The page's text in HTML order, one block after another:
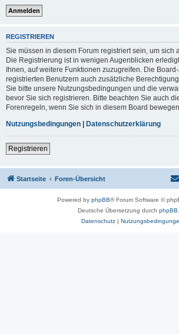
REGISTRIEREN
Sie müssen in diesem Forum registriert sein, um sich
Die Registrierung ist in wenigen Augenblicken
Ihnen, auf weitere Funktionen zuzugreifen. Die
registrierten Benutzern auch zusätzliche
Sie bitte unsere Nutzungsbedingungen und die
bevor Sie sich registrieren. Bitte beachten Sie auch
Forenregeln, wenn Sie sich in diesem Board bewegen.
Nutzungsbedingungen | Datenschutzerklärung
Registrieren
Startseite Foren-Übersicht
Powered by phpBB® Forum Software ©
Deutsche Übersetzung durch
Datenschutz|